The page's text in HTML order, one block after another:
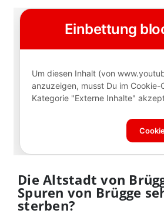
Die Altstadt von
Spuren von Brügge
sterben?